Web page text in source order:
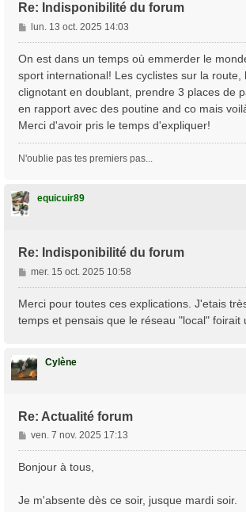
Re: Indisponibilité du forum
M
e
s
a
g
e
lun. 13 oct. 2025 14:03
On est dans un temps où emmerder le
sport international! Les cyclistes sur la route,
clignotant en doublant, prendre 3 places de
en rapport avec des poutine and co mais
Merci d'avoir pris le temps d'expliquer!
N'oublie pas tes premiers pas...
equicuir89
Re: Indisponibilité du forum
M
e
a
e
mer. 15 oct. 2025 10:58
Merci pour toutes ces explications. J'etais
temps et pensais que le réseau "local" foirait
Cylène
Re: Actualité forum
M
e
s
g
ven. 7 nov. 2025 17:13
Bonjour à tous,
Je m'absente dès ce soir, jusque mardi soir.